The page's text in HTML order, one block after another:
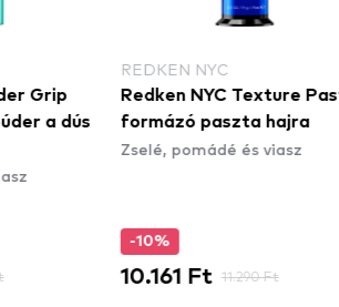
REDKEN NYC
Redken NYC Texture Paste
formázó paszta hajra
Zselé, pomádé és viasz
10.161 Ft 11.290 Ft